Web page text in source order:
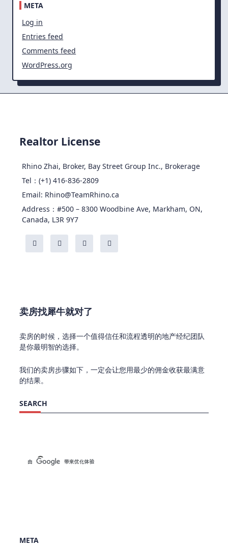
META
Log in
Entries feed
Comments feed
WordPress.org
Realtor License
Rhino Zhai, Broker, Bay Street Group Inc., Brokerage
Tel：(+1) 416-836-2809
Email: Rhino@TeamRhino.ca
Address：#500 – 8300 Woodbine Ave, Markham, ON,
Canada, L3R 9Y7
卖房找犀牛就对了
卖房的时候，选择一个值得信任和流程透明的地产经纪团队
是你最明智的选择。
我们的卖房步骤如下，一定会让您用最少的佣金收获最满意
的结果。
SEARCH
META